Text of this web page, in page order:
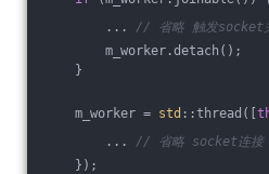
... // 省略 触发socket
m_worker.detach();
}
m_worker = std ::thread([
... // 省略 socket连接
});